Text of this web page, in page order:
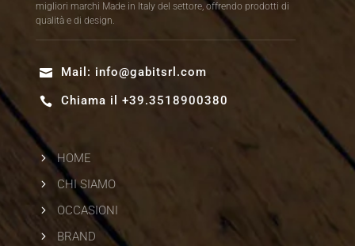
migliori marchi Made in Italy del settore, offrendo prodotti di
qualità e di design.
 Mail: info@gabitsrl.com
 Chiama il +39.3518900380
5 HOME
5
CHI SIAMO
5
OCCASIONI
5
BRAND